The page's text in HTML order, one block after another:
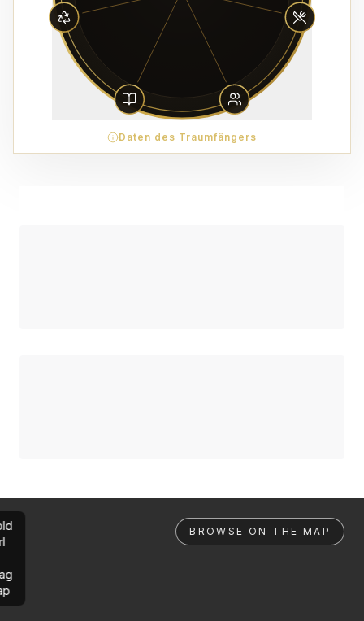
Daten des Traumfängers
BROWSE ON THE MAP